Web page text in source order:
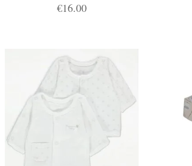
€16.00